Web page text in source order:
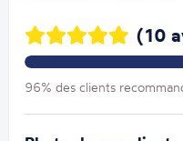
(10
96% des clients